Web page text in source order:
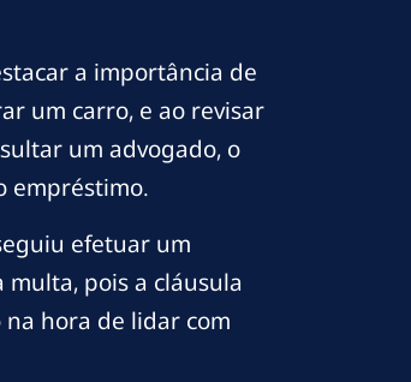
a importância de
um carro, e ao revisar
um advogado, o
empréstimo.
efetuar um
pois a cláusula
na hora de lidar com